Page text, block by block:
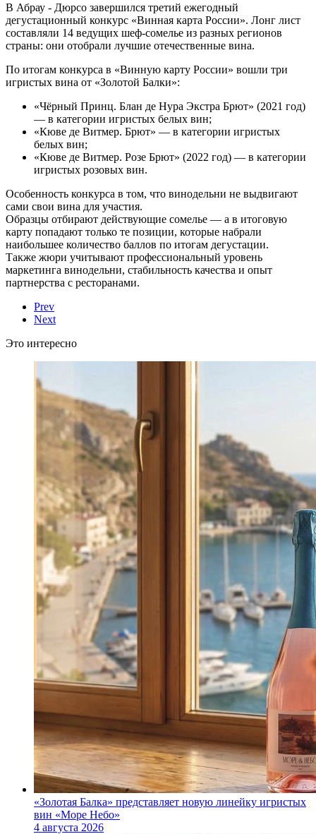
В Абрау - Дюрсо завершился третий ежегодный
дегустационный конкурс «Винная карта России». Лонг лист
составляли 14 ведущих шеф‑сомелье из разных регионов
страны: они отобрали лучшие отечественные вина.
По итогам конкурса в «Винную карту России» вошли три
игристых вина от «Золотой Балки»:
«Чёрный Принц. Блан де Нура Экстра Брют» (2021 год)
— в категории игристых белых вин;
«Кюве де Витмер. Брют» — в категории игристых
белых вин;
«Кюве де Витмер. Розе Брют» (2022 год) — в категории
игристых розовых вин.
Особенность конкурса в том, что винодельни не выдвигают
сами свои вина для участия.
Образцы отбирают действующие сомелье — а в итоговую
карту попадают только те позиции, которые набрали
наибольшее количество баллов по итогам дегустации.
Также жюри учитывают профессиональный уровень
маркетинга винодельни, стабильность качества и опыт
партнерства с ресторанами.
Prev
Next
Это интересно
«Золотая Балка» представляет новую линейку игристых
вин «Море Небо»
4 августа 2026